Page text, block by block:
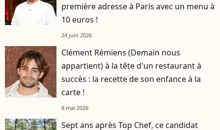
première adresse à Paris avec un menu à
10 euros !
24 juin 2026
Clément Rémiens (Demain nous
appartient) à la tête d'un restaurant à
succès : la recette de son enfance à la
carte !
8 mai 2026
Sept ans après Top Chef, ce candidat